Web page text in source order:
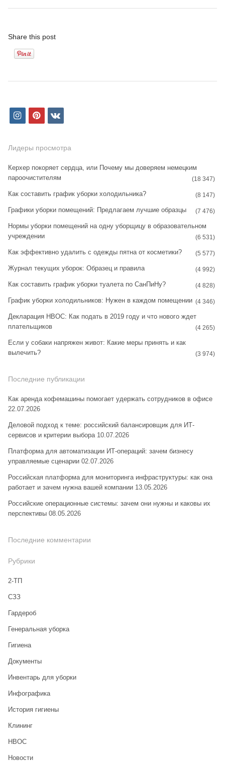
Share this post
i
s
a
g
r
a
p
n
e
r
e
s
v
Лидеры просмотра
Керхер покоряет сердца, или Почему мы доверяем немецким
пароочистителям
(18 347)
Как составить график уборки холодильника? (8 147)
Графики уборки помещений: Предлагаем лучшие образцы (7 476)
Нормы уборки помещений на одну уборщицу в образовательном
учреждении
(6 531)
Как эффективно удалить с одежды пятна от косметики? (5 577)
Журнал текущих уборок: Образец и правила (4 992)
Как составить график уборки туалета по СанПиНу? (4 828)
График уборки холодильников: Нужен в каждом помещении (4 346)
Декларация НВОС: Как подать в 2019 году и что нового ждет
плательщиков
(4 265)
Если у собаки напряжен живот: Какие меры принять и как
вылечить?
(3 974)
Последние публикации
Как аренда кофемашины помогает удержать сотрудников в офисе
22.07.2026
Деловой подход к теме: российский балансировщик для ИТ-
сервисов и критерии выбора 10.07.2026
Платформа для автоматизации ИТ-операций: зачем бизнесу
управляемые сценарии 02.07.2026
Российская платформа для мониторинга инфраструктуры: как она
работает и зачем нужна вашей компании 13.05.2026
Российские операционные системы: зачем они нужны и каковы их
перспективы 08.05.2026
Последние комментарии
Рубрики
2-ТП
CЗЗ
Гардероб
Генеральная уборка
Гигиена
Документы
Инвентарь для уборки
Инфографика
История гигиены
Клининг
НВОС
Новости